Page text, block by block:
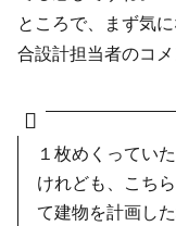
ところで、まず気
合設計担当者のコメ
１枚めくってい
けれども、こち
て建物を計画し